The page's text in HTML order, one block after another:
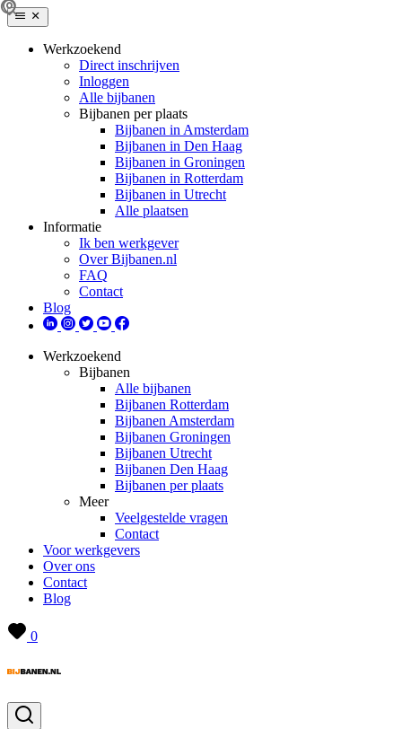
Werkzoekend
Direct inschrijven
Inloggen
Alle bijbanen
Bijbanen per plaats
Bijbanen in Amsterdam
Bijbanen in Den Haag
Bijbanen in Groningen
Bijbanen in Rotterdam
Bijbanen in Utrecht
Alle plaatsen
Informatie
Ik ben werkgever
Over Bijbanen.nl
FAQ
Contact
Blog
Werkzoekend
Bijbanen
Alle bijbanen
Bijbanen Rotterdam
Bijbanen Amsterdam
Bijbanen Groningen
Bijbanen Utrecht
Bijbanen Den Haag
Bijbanen per plaats
Meer
Veelgestelde vragen
Contact
Voor werkgevers
Over ons
Contact
Blog
0